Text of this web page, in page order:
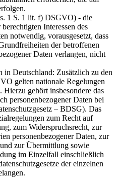
1 S. 1 lit. f) DSGVO) - die
Interessen des
notwendig, vorausgesetzt, dass
der betroffenen
Daten verlangen, nicht
in Deutschland: Zusätzlich zu den
gelten nationale Regelungen
gehört insbesondere das
personenbezogener Daten bei
– BDSG). Das
zum Recht auf
zum Widerspruchsrecht, zur
personenbezogener Daten, zur
zur Übermittlung sowie
im Einzelfall einschließlich
der einzelnen